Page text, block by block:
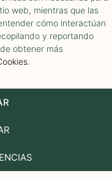
web, mientras que las
cómo interactúan
y reportando
obtener más
.
de
que
una